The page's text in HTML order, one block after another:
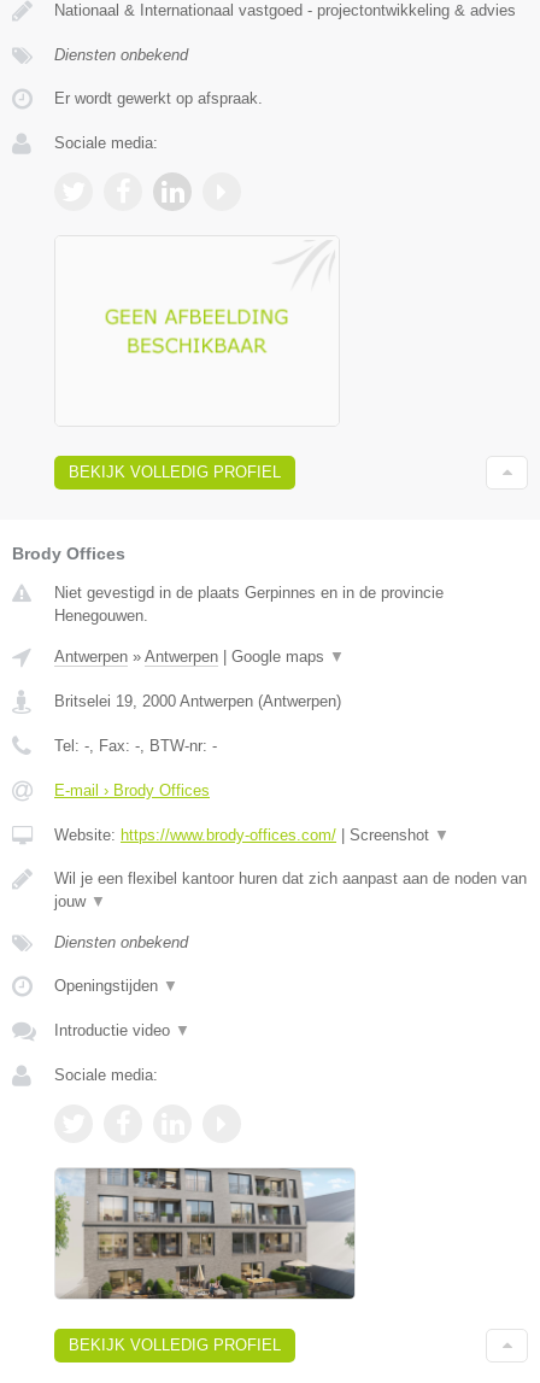
Nationaal & Internationaal vastgoed - projectontwikkeling & advies
Diensten onbekend
Er wordt gewerkt op afspraak.
Sociale media:
BEKIJK VOLLEDIG PROFIEL
Brody Offices
Niet gevestigd in de plaats Gerpinnes en in de provincie
Henegouwen.
Antwerpen » Antwerpen | Google maps ▼
Britselei 19 2000 Antwerpen (Antwerpen)
Tel: - , Fax: - , BTW-nr: -
E-mail › Brody Offices
Website: https://www.brody-offices.com/ | Screenshot ▼
Wil je een flexibel kantoor huren dat zich aanpast aan de noden van
jouw ▼
Diensten onbekend
Openingstijden ▼
Introductie video ▼
Sociale media:
BEKIJK VOLLEDIG PROFIEL